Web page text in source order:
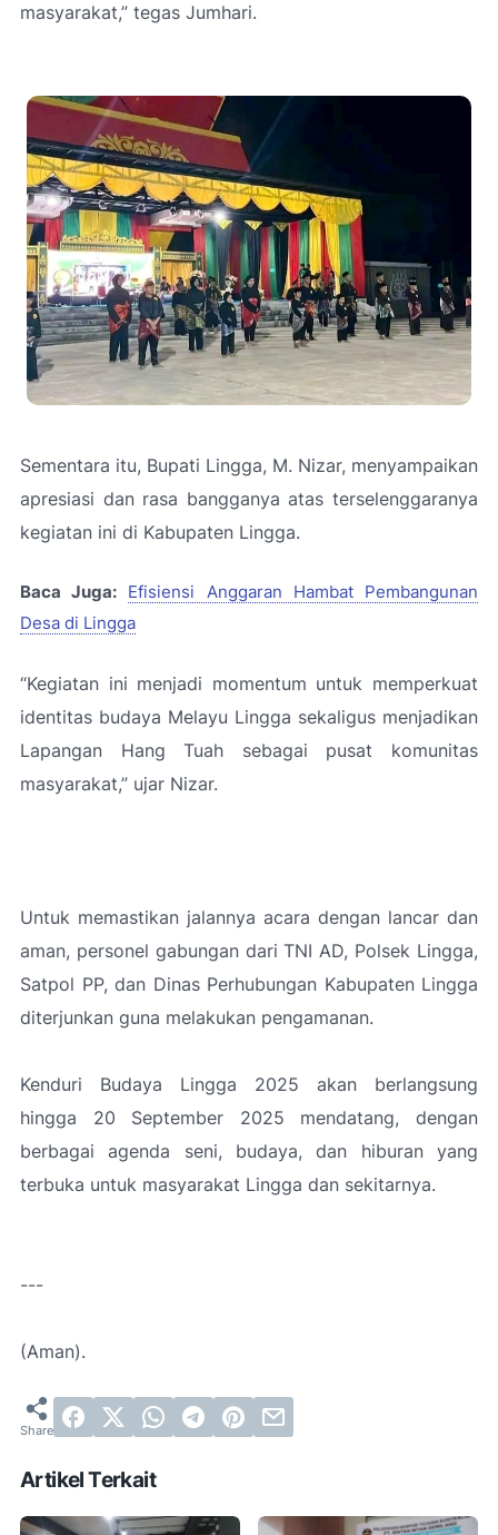
masyarakat,” tegas Jumhari.
Sementara itu, Bupati Lingga, M. Nizar, menyampaikan
apresiasi dan rasa bangganya atas terselenggaranya
kegiatan ini di Kabupaten Lingga.
Baca Juga:
Efisiensi Anggaran Hambat Pembangunan
Desa di Lingga
“Kegiatan ini menjadi momentum untuk memperkuat
identitas budaya Melayu Lingga sekaligus menjadikan
Lapangan Hang Tuah sebagai pusat komunitas
masyarakat,” ujar Nizar.
Untuk memastikan jalannya acara dengan lancar dan
aman, personel gabungan dari TNI AD, Polsek Lingga,
Satpol PP, dan Dinas Perhubungan Kabupaten Lingga
diterjunkan guna melakukan pengamanan.
Kenduri Budaya Lingga 2025 akan berlangsung
hingga 20 September 2025 mendatang, dengan
berbagai agenda seni, budaya, dan hiburan yang
terbuka untuk masyarakat Lingga dan sekitarnya.
---
(Aman).
Artikel Terkait